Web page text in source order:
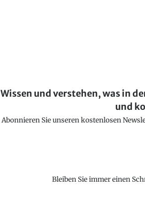
Wissen und verstehen, was in
und
Abonnieren Sie unseren kostenlosen
Bleiben Sie immer einen